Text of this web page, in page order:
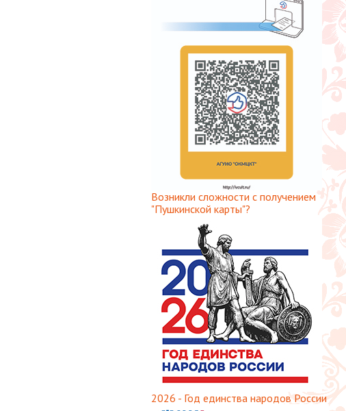
Возникли сложности с получением
"Пушкинской карты"?
2026 - Год единства народов России